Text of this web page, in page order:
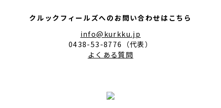
クルックフィールズへのお問い合わせはこちら
info@kurkku.jp
0438-53-8776（代表）
よくある質問